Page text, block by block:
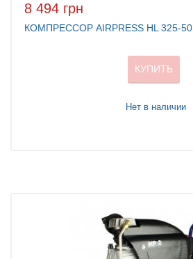
8 494 грн
КОМПРЕССОР AIRPRESS HL 325-50
КУПИТЬ
Нет в наличии